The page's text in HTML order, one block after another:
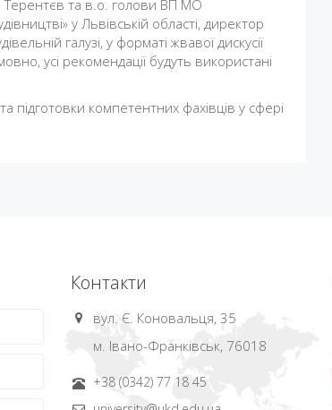
Терентєв та в.о. голови ВП МО
у Львівській області, директор
галузі, у форматі жвавої дискусії
усі рекомендації будуть використані
підготовки компетентних фахівців у сфері
Контакти
вул. Є. Коновальця, 35
м. Івано-Франківськ, 76018
+38 (0342) 77 18 45